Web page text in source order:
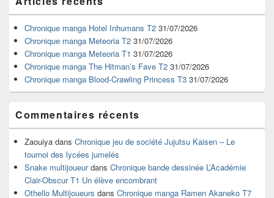
principale
de
widget
pour
barre
latérale
Chronique manga Hotel Inhumans T2 31/07/2026
Chronique manga Meteoria T2 31/07/2026
Chronique manga Meteoria T1 31/07/2026
Chronique manga The Hitman’s Fave T2 31/07/2026
Chronique manga Blood-Crawling Princess T3 31/07/2026
Commentaires récents
Zaouiya dans Chronique jeu de société Jujutsu Kaisen – Le
tournoi des lycées jumelés
Snake multijoueurdans Chronique bande dessinée L’Académie
Clair-Obscur T1 Un élève encombrant
Othello Multijoueurs dans Chronique manga Ramen Akaneko T7